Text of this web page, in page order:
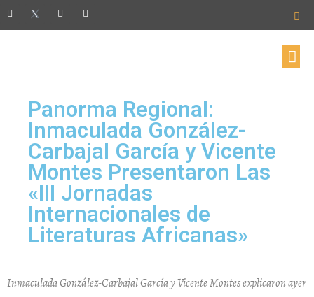
Panorma Regional:
Inmaculada González-
Carbajal García y Vicente
Montes Presentaron Las
«III Jornadas
Internacionales de
Literaturas Africanas»
Inmaculada González-Carbajal García y Vicente Montes explicaron ayer